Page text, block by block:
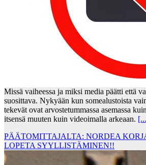
Missä vaiheessa ja miksi media päätti että
suosittava. Nykyään kun somealustoista
tekevät ovat arvostetummassa asemassa
itsensä muuten kuin videoimalla arkeaan.
PÄÄTOMITTAJALTA: NORDEA
LOPETA SYYLLISTÄMINEN!!